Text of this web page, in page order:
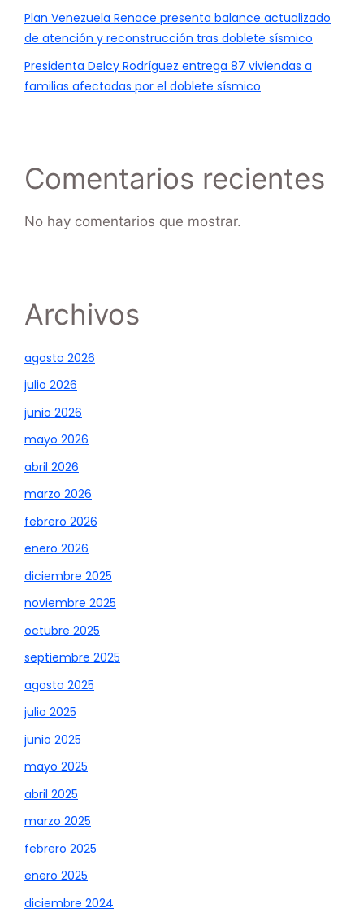
Plan Venezuela Renace presenta balance actualizado
de atención y reconstrucción tras doblete sísmico
Presidenta Delcy Rodríguez entrega 87 viviendas a
familias afectadas por el doblete sísmico
Comentarios recientes
No hay comentarios que mostrar.
Archivos
agosto 2026
julio 2026
junio 2026
mayo 2026
abril 2026
marzo 2026
febrero 2026
enero 2026
diciembre 2025
noviembre 2025
octubre 2025
septiembre 2025
agosto 2025
julio 2025
junio 2025
mayo 2025
abril 2025
marzo 2025
febrero 2025
enero 2025
diciembre 2024